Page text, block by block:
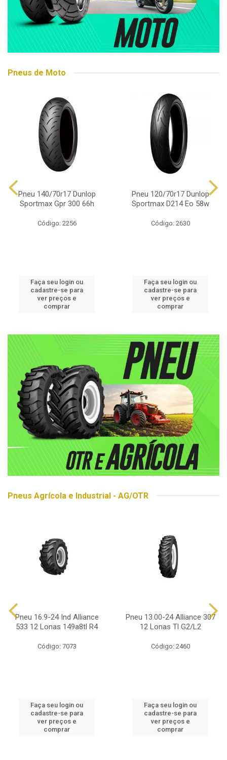
Pneus de Moto
Pneu 140/70r17 Dunlop
Sportmax Gpr 300 66h
Código: 2256
Faça seu login ou
cadastre-se para
ver preços e
comprar
Pneu 120/70r17 Dunlop
Sportmax D214 Eo 58w
Código: 2630
Faça seu login ou
cadastre-se para
ver preços e
comprar
Pneus Agrícola e Industrial - AG/OTR
Pneu 16.9-24 Ind Alliance
533 12 Lonas 149a8tl R4
Código: 7073
Faça seu login ou
cadastre-se para
ver preços e
comprar
Pneu 13.00-24 Alliance 307
12 Lonas Tl G2/L2
Código: 2460
Faça seu login ou
cadastre-se para
ver preços e
comprar